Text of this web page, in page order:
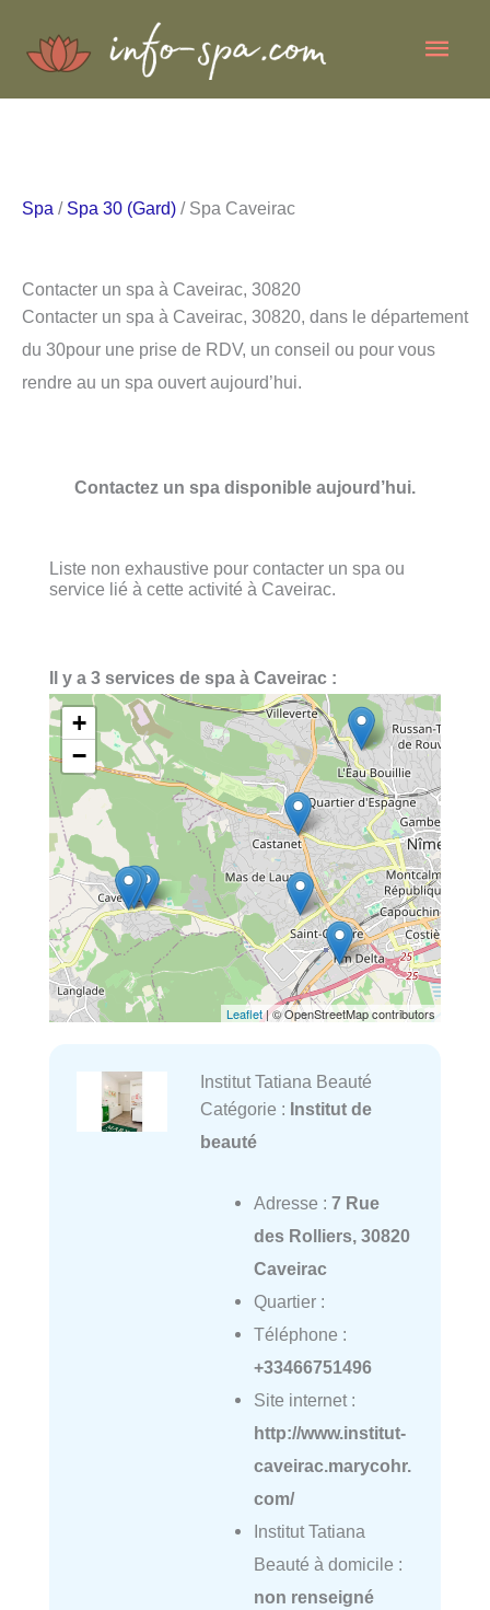
Spa / Spa 30 (Gard) / Spa Caveirac
Contacter un spa à Caveirac, 30820
Contacter un spa à Caveirac, 30820, dans le département
du 30pour une prise de RDV, un conseil ou pour vous
rendre au un spa ouvert aujourd’hui.
Contactez un spa disponible aujourd’hui.
Liste non exhaustive pour contacter un spa ou
service lié à cette activité à Caveirac.
Il y a 3 services de spa à Caveirac :
+
−
Leaflet| © OpenStreetMap contributors
Institut Tatiana Beauté
Catégorie : Institut de
beauté
Adresse : 7 Rue
des Rolliers, 30820
Caveirac
Quartier :
Téléphone :
+33466751496
Site internet :
http://www.institut-
caveirac.marycohr.
com/
Institut Tatiana
Beauté à domicile :
non renseigné